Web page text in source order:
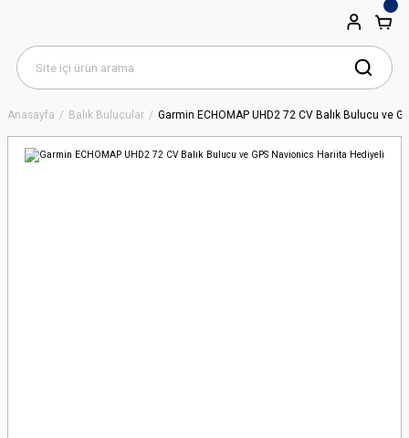
Anasayfa Balık Bulucular Garmin ECHOMAP UHD2 72 CV Balık Bulucu ve